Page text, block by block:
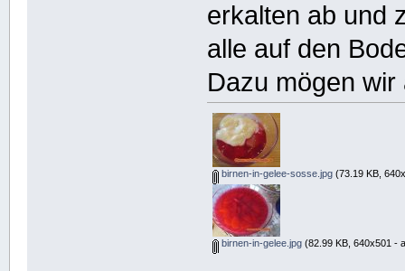
erkalten ab und
alle auf den
Dazu mögen
birnen-in-gelee-sosse.jpg(73.19 KB,
birnen-in-gelee.jpg(82.99 KB, 640x501 -